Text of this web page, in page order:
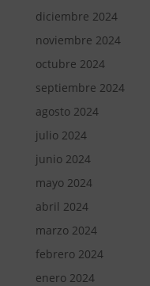
diciembre 2024
noviembre 2024
octubre 2024
septiembre 2024
agosto 2024
julio 2024
junio 2024
mayo 2024
abril 2024
marzo 2024
febrero 2024
enero 2024